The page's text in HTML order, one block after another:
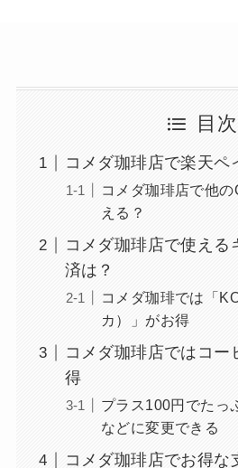
目次
コメダ珈琲店で楽天ペ
コメダ珈琲店で他
える？
コメダ珈琲店で使える
済は？
コメダ珈琲では「
カ）」がお得
コメダ珈琲店ではコー
得
プラス100円でたっ
などに変更できる
コメダ珈琲店でお得な